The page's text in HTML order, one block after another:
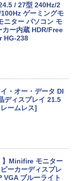
】【新生活応援・
】【DVD×テン
A577/第7世代
16GB/SSD:12
Wi-fi/15.6型/Of
】【第4世代 Cor
512GB/1TB/15.
/ 27型 240Hz/2
ゲーミングモ
ニター パソコン モ
カー内蔵 HDR/Free
HG-238
・オー・データ DI
ディスプレイ 21.5
ームレス]
】Minifire モニター
ーカーディスプレ
VGA ブルーライト